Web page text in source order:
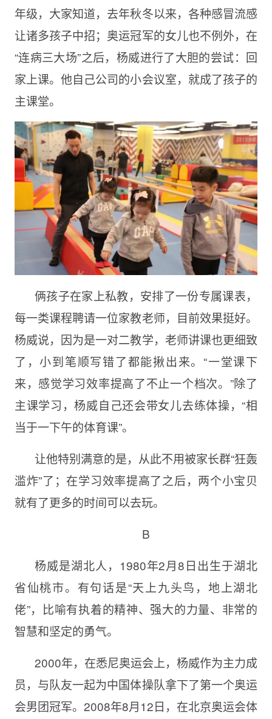
年级，大家知道，去年秋冬以来，各种感冒流感
让诸多孩子中招；奥运冠军的女儿也不例外，在
“连病三大场”之后，杨威进行了大胆的尝试：回
家上课。他自己公司的小会议室，就成了孩子的
主课堂。
俩孩子在家上私教，安排了一份专属课表，
每一类课程聘请一位家教老师，目前效果挺好。
杨威说，因为是一对二教学，老师讲课也更细致
了，小到笔顺写错了都能揪出来。“一堂课下
来，感觉学习效率提高了不止一个档次。”除了
主课学习，杨威自己还会带女儿去练体操，“相
当于一下午的体育课”。
让他特别满意的是，从此不用被家长群“狂轰
滥炸”了；在学习效率提高了之后，两个小宝贝
就有了更多的时间可以去玩。
B
杨威是湖北人，1980年2月8日出生于湖北
省仙桃市。有句话是“天上九头鸟，地上湖北
佬”，比喻有执着的精神、强大的力量、非常的
智慧和坚定的勇气。
2000年，在悉尼奥运会上，杨威作为主力成
员，与队友一起为中国体操队拿下了第一个奥运
会男团冠军。2008年8月12日，在北京奥运会体